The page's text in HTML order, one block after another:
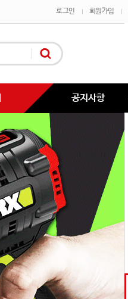
로그인 회원가입
공지사항